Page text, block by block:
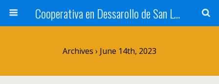
Cooperativa en Dessarollo de San Luis
Archives › June 14th, 2023